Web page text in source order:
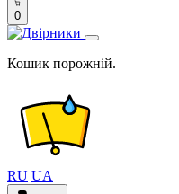
0
Кошик порожній.
RU UA